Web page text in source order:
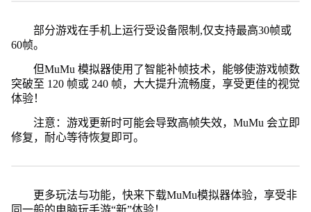
部分游戏在手机上运行受设备限制,仅支持最高30帧或
60帧。
但MuMu 模拟器使用了智能补帧技术，能够使游戏帧数
突破至 120 帧或 240 帧，大大提升流畅度，享受更佳的视觉
体验！
注意：游戏更新时可能会导致高帧失效，MuMu 会立即
修复，耐心等待恢复即可。
更多玩法与功能，快来下载MuMu模拟器体验，享受非
同一般的电脑玩手游“新”体验！